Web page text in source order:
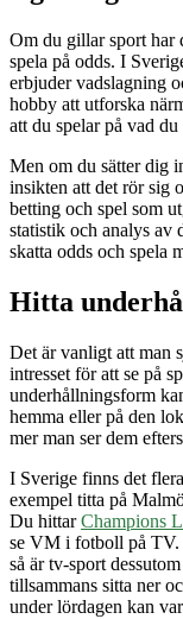
Om du gillar sport har
spela på odds. I
erbjuder vadslagning
hobby att utforska
att du spelar på vad
Men om du sätter dig
insikten att det rör sig
betting och spel som
statistik och analys av
skatta odds och spela
Hitta
Det är vanligt att man
intresset för att se på
underhållningsform
hemma eller på den
mer man ser dem
I Sverige finns det
exempel titta på
Du hittarChampions
se VM i fotboll på TV.
så är tv-sport
tillsammans sitta ner
under lördagen kan